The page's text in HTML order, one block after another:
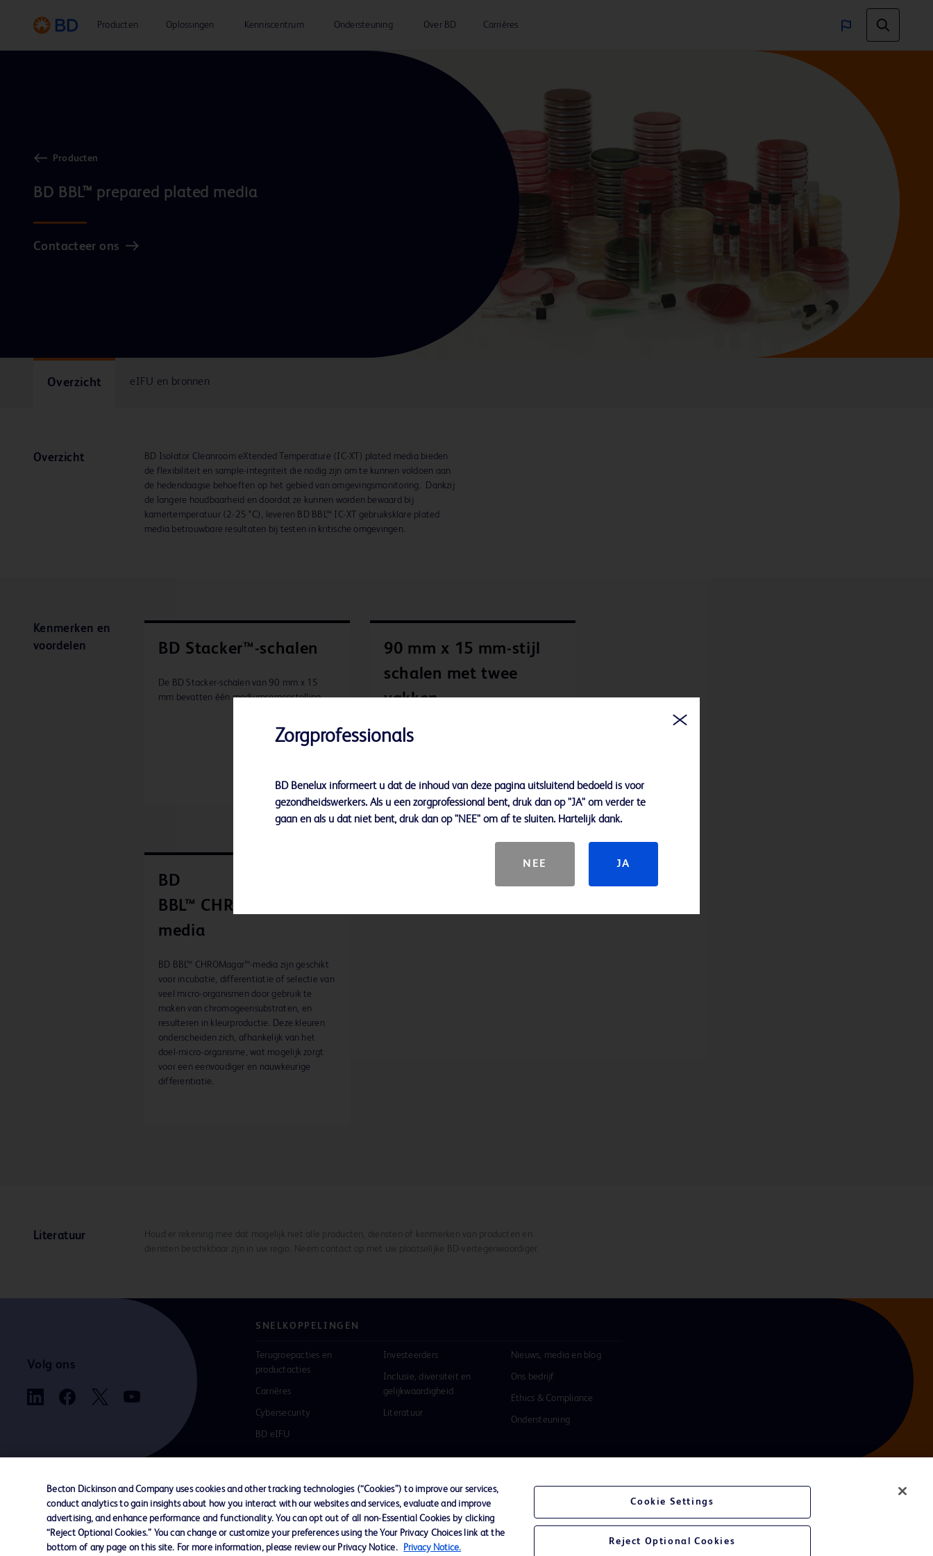
Producten Oplossingen Kenniscentrum Ondersteuning Over BD Carrières
Producten
Contacteer ons
Overzicht eIFU en bronnen
Overzicht
BD Isolator Cleanroom eXtended Temperature (IC-XT) plated media bieden
de flexibiliteit en sample-integriteit die nodig zijn om te kunnen voldoen aan
de hedendaagse behoeften op het gebied van omgevingsmonitoring. Dankzij
de langere houdbaarheid en doordat ze kunnen worden bewaard bij
kamertemperatuur (2-25 °C), leveren BD BBL™ IC-XT gebruiksklare plated
media betrouwbare resultaten bij testen in kritische omgevingen.
Kenmerken en
voordelen
BD Stacker™-schalen
De BD Stacker-schalen van 90 mm x 15
mm bevatten één mediumsamenstelling.
90 mm x 15 mm-stijl
schalen met twee
vakken
Deze schalen bestaan uit twee vakken die
BD
BBL™ CHROMagar™ -
media
BD BBL™ CHROMagar™-media zijn geschikt
voor incubatie, differentiatie of selectie van
veel micro-organismen door gebruik te
maken van chromogeensubstraten, en
resulteren in kleurproductie. Deze kleuren
onderscheiden zich, afhankelijk van het
doel-micro-organisme, wat mogelijk zorgt
voor een eenvoudiger en nauwkeurige
differentiatie.
Literatuur
Houd er rekening mee dat mogelijk niet alle producten, diensten of kenmerken van producten en
diensten beschikbaar zijn in uw regio. Neem contact op met uw plaatselijke BD-vertegenwoordiger.
Volg ons
SNELKOPPELINGEN
Terugroepacties en
productacties
Carrières
Cybersecurity
BD eIFU
Investeerders
Inclusie, diversiteit en
gelijkwaardigheid
Literatuur
Nieuws, media en blog
Ons bedrijf
Ethics & Compliance
Ondersteuning
Contact met ons opnemen Cookievoorkeuren Privacybeleid Gebruiksvoorwaarden Toegankelijkheid website
Zorgprofessionals
BD Benelux informeert u dat de inhoud van deze pagina uitsluitend bedoeld is voor
gezondheidswerkers. Als u een zorgprofessional bent, druk dan op "JA" om verder te
gaan en als u dat niet bent, druk dan op "NEE" om af te sluiten. Hartelijk dank.
NEE JA
Becton Dickinson and Company uses cookies and other tracking technologies (“Cookies”) to improve our services,
conduct analytics to gain insights about how you interact with our websites and services, evaluate and improve
advertising, and enhance performance and functionality. You can opt out of all non-Essential Cookies by clicking
“Reject Optional Cookies.” You can change or customize your preferences using the Your Privacy Choices link at the
bottom of any page on this site. For more information, please review our Privacy Notice.
Privacy Notice.
Cookie Settings
Reject Optional Cookies